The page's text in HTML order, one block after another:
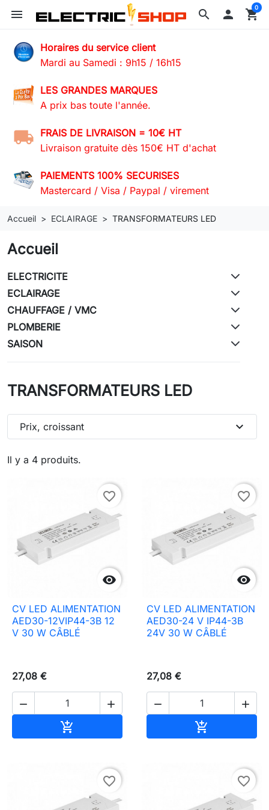
search
menu  shopping_cart
0
Horaires du service client
Mardi au Samedi : 9h15 / 16h15
LES GRANDES MARQUES
A prix bas toute l'année.
FRAIS DE LIVRAISON = 10€ HT
Livraison gratuite dès 150€ HT d'achat
PAIEMENTS 100% SECURISES
Mastercard / Visa / Paypal / virement
Accueil ECLAIRAGE TRANSFORMATEURS LED
Accueil
ELECTRICITE
ECLAIRAGE
CHAUFFAGE / VMC
PLOMBERIE
SAISON
TRANSFORMATEURS LED
Il y a 4 produits.
Prix, croissant expand_more

favorite_border
CV LED ALIMENTATION
AED30-12VIP44-3B 12
V 30 W CÂBLÉ
27,08 €
 


favorite_border
CV LED ALIMENTATION
AED30-24 V IP44-3B
24V 30 W CÂBLÉ
27,08 €
 

favorite_border favorite_border